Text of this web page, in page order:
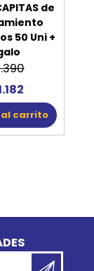
de
50 Uni +
carrito